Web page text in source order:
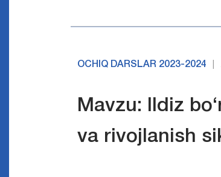
OCHIQ DARSLAR 2023-2024
Mavzu: Ildiz
va rivojlanish